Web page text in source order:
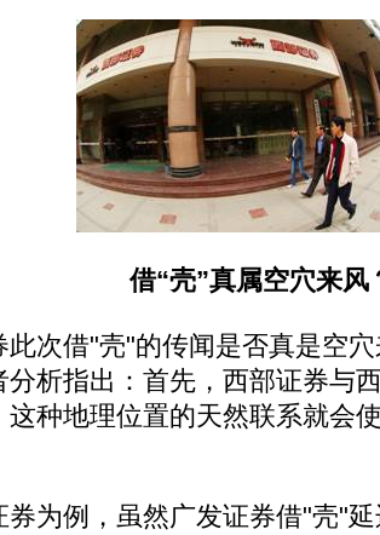
借“壳”真属空穴来风
借"壳"的传闻是否真是空穴
分析指出：首先，西部证券与
这种地理位置的天然联系就会
例，虽然广发证券借"壳"延